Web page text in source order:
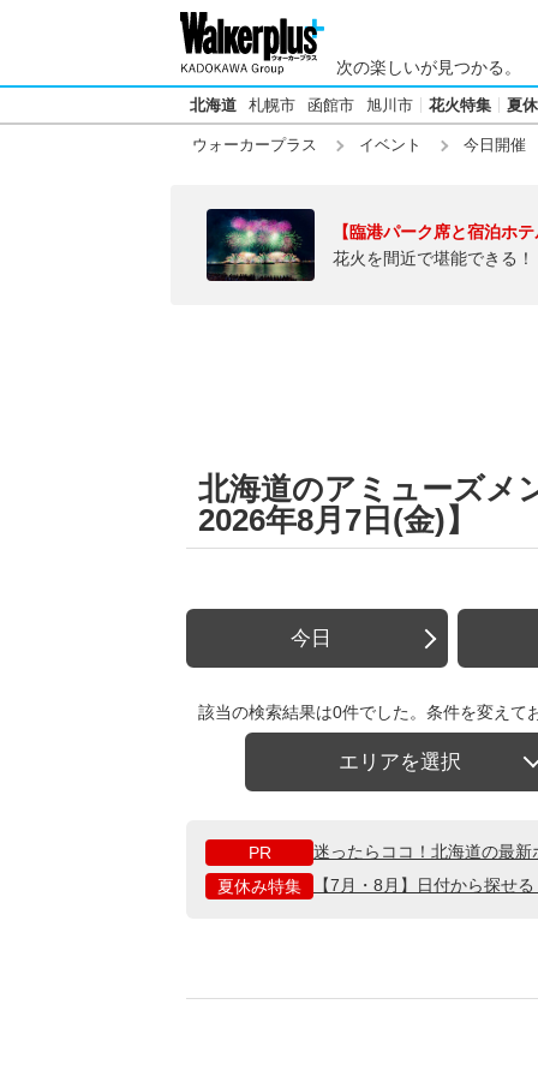
次の楽しいが見つかる。
北海道 札幌市 函館市 旭川市 花火特集 夏
ウォーカープラス イベント 今日開催
【臨港パーク席と宿泊ホ
花火を間近で堪能できる
北海道のアミューズメ
2026年8月7日(金)】
今日
該当の検索結果は0件でした。条件を変えて
エリアを選択
PR
迷ったらココ！北海道の最
夏休み特集
【7月・8月】日付から探せ